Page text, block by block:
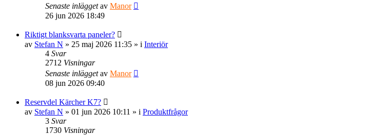
Senaste inläggetav Manor
26 jun 2026 18:49
Riktigt blanksvarta paneler?
av Stefan N » 25 maj 2026 11:35 » i Interiör
4 Svar
2712 Visningar
Senaste inläggetav Manor
08 jun 2026 09:40
Reservdel Kärcher K7?
av Stefan N » 01 jun 2026 10:11 » i Produktfrågor
3 Svar
1730 Visningar